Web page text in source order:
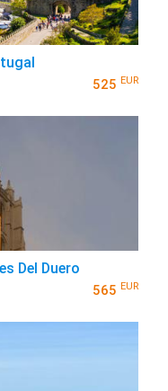
525 EUR
Del Duero
565 EUR